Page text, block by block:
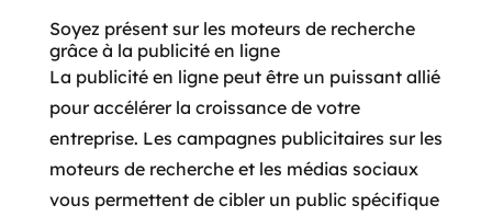
Soyez présent sur les moteurs de recherche
grâce à la publicité en ligne
La publicité en ligne peut être un puissant allié
pour accélérer la croissance de votre
entreprise. Les campagnes publicitaires sur les
moteurs de recherche et les médias sociaux
vous permettent de cibler un public spécifique